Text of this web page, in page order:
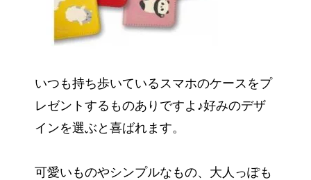
いつも持ち歩いているスマホのケースをプ
レゼントするものありですよ♪好みのデザ
インを選ぶと喜ばれます。
可愛いものやシンプルなもの、大人っぽも